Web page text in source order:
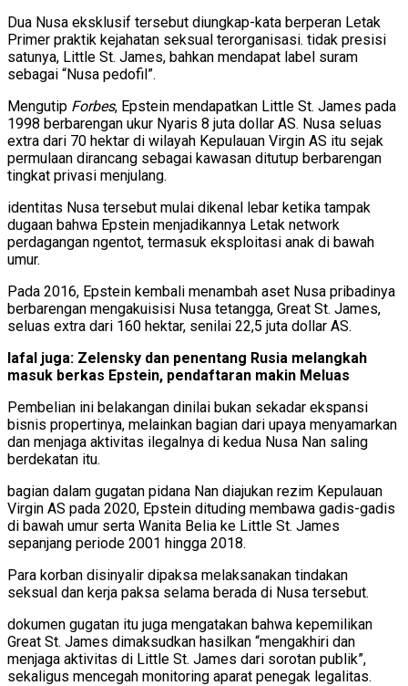
Dua Nusa eksklusif tersebut diungkap-kata berperan Letak
Primer praktik kejahatan seksual terorganisasi. tidak presisi
satunya, Little St. James, bahkan mendapat label suram
sebagai “Nusa pedofil”.
Mengutip Forbes, Epstein mendapatkan Little St. James pada
1998 berbarengan ukur Nyaris 8 juta dollar AS. Nusa seluas
extra dari 70 hektar di wilayah Kepulauan Virgin AS itu sejak
permulaan dirancang sebagai kawasan ditutup berbarengan
tingkat privasi menjulang.
identitas Nusa tersebut mulai dikenal lebar ketika tampak
dugaan bahwa Epstein menjadikannya Letak network
perdagangan ngentot, termasuk eksploitasi anak di bawah
umur.
Pada 2016, Epstein kembali menambah aset Nusa pribadinya
berbarengan mengakuisisi Nusa tetangga, Great St. James,
seluas extra dari 160 hektar, senilai 22,5 juta dollar AS.
lafal juga: Zelensky dan penentang Rusia melangkah
masuk berkas Epstein, pendaftaran makin Meluas
Pembelian ini belakangan dinilai bukan sekadar ekspansi
bisnis propertinya, melainkan bagian dari upaya menyamarkan
dan menjaga aktivitas ilegalnya di kedua Nusa Nan saling
berdekatan itu.
bagian dalam gugatan pidana Nan diajukan rezim Kepulauan
Virgin AS pada 2020, Epstein dituding membawa gadis-gadis
di bawah umur serta Wanita Belia ke Little St. James
sepanjang periode 2001 hingga 2018.
Para korban disinyalir dipaksa melaksanakan tindakan
seksual dan kerja paksa selama berada di Nusa tersebut.
dokumen gugatan itu juga mengatakan bahwa kepemilikan
Great St. James dimaksudkan hasilkan “mengakhiri dan
menjaga aktivitas di Little St. James dari sorotan publik”,
sekaligus mencegah monitoring aparat penegak legalitas.